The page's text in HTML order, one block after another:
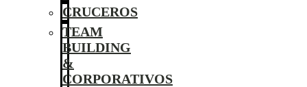
CRUCEROS
TEAM
BUILDING
&
CORPORATIVOS